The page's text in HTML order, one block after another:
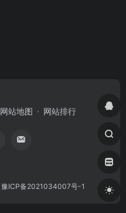
网站地图 网站排行
豫ICP备2021034007号-1